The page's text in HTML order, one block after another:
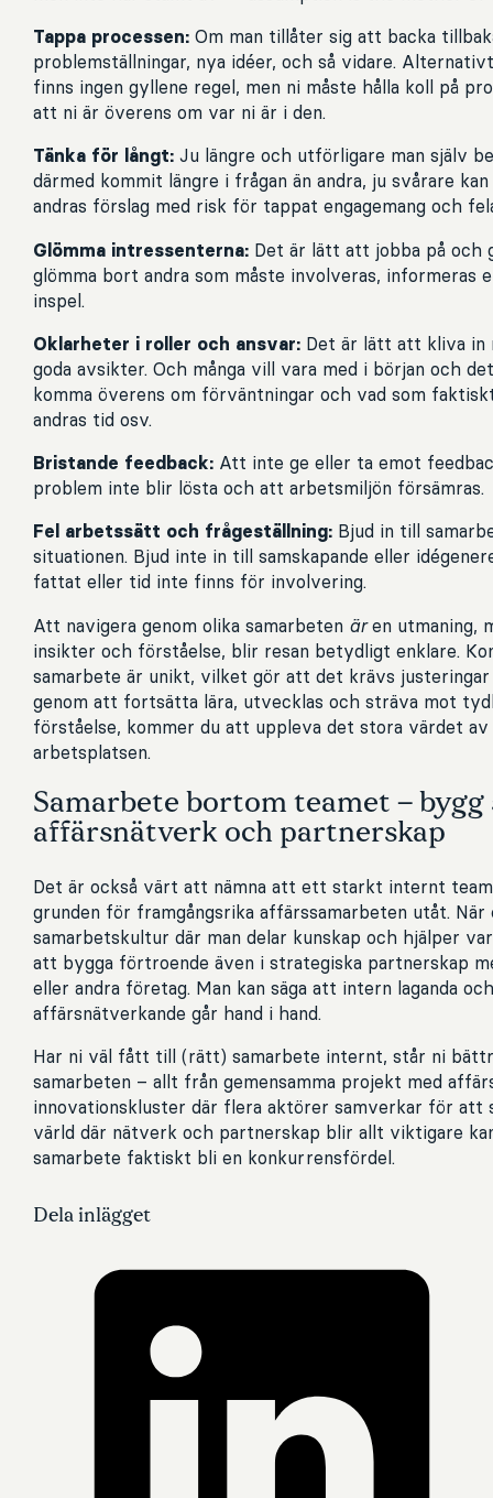
Tappa processen:Om man tillåter sig att backa
problemställningar, nya idéer, och så vidare.
finns ingen gyllene regel, men ni måste hålla koll på
att ni är överens om var ni är i den.
Tänka för långt:Ju längre och utförligare man själv
därmed kommit längre i frågan än andra, ju svårare
andras förslag med risk för tappat engagemang och
Glömma intressenterna: Det är lätt att jobba på och
glömma bort andra som måste involveras, informeras
inspel.
Oklarheter i roller och ansvar: Det är lätt att kliva in
goda avsikter. Och många vill vara med i början och
komma överens om förväntningar och vad som
andras tid osv.
Bristande feedback: Att inte ge eller ta emot
problem inte blir lösta och att arbetsmiljön försämras.
Fel arbetssätt och frågeställning: Bjud in till
situationen. Bjud inte in till samskapande eller
fattat eller tid inte finns för involvering.
Att navigera genom olika samarbeten ären utmaning,
insikter och förståelse, blir resan betydligt enklare.
samarbete är unikt, vilket gör att det krävs justeringar
genom att fortsätta lära, utvecklas och sträva mot
förståelse, kommer du att uppleva det stora värdet
arbetsplatsen.
Samarbete bortom teamet –
affärsnätverk och partnerskap
Det är också värt att nämna att ett starkt internt
grunden för framgångsrika affärssamarbeten utåt. När
samarbetskultur där man delar kunskap och hjälper
att bygga förtroende även i strategiska partnerskap
eller andra företag. Man kan säga att intern laganda
affärsnätverkande går hand i hand.
Har ni väl fått till (rätt) samarbete internt, står ni
samarbeten – allt från gemensamma projekt med
innovationskluster där flera aktörer samverkar för att
värld där nätverk och partnerskap blir allt viktigare
samarbete faktiskt bli en konkurrensfördel.
Dela inlägget